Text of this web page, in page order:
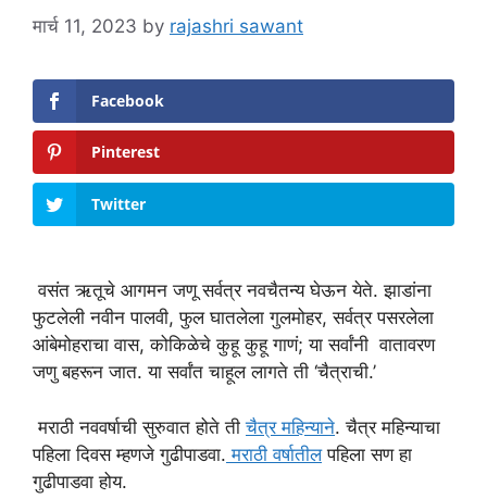
मार्च 11, 2023 by rajashri sawant
Facebook
Pinterest
Twitter
वसंत ऋतूचे आगमन जणू सर्वत्र नवचैतन्य घेऊन येते. झाडांना
फुटलेली नवीन पालवी, फुल घातलेला गुलमोहर, सर्वत्र पसरलेला
आंबेमोहराचा वास, कोकिळेचे कुहू कुहू गाणं; या सर्वांनी वातावरण
जणु बहरून जात. या सर्वांत चाहूल लागते ती ‘चैत्राची.’
मराठी नववर्षाची सुरुवात होते तीचैत्र महिन्याने. चैत्र महिन्याचा
पहिला दिवस म्हणजे गुढीपाडवा. मराठी वर्षातीलपहिला सण हा
गुढीपाडवा होय.